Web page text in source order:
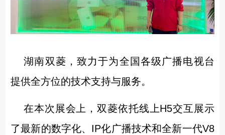
湖南双菱，致力于为全国各级广播电视台
提供全方位的技术支持与服务。
在本次展会上，双菱依托线上H5交互展示
了最新的数字化、IP化广播技术和全新一代V8